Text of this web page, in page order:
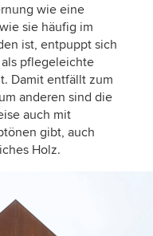
wie eine
sie häufig im
ist, entpuppt sich
pflegeleichte
Damit entfällt zum
anderen sind die
auch mit
gibt, auch
Holz.